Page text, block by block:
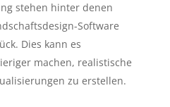
stehen hinter denen
Software
Dies kann es
machen, realistische
zu erstellen.